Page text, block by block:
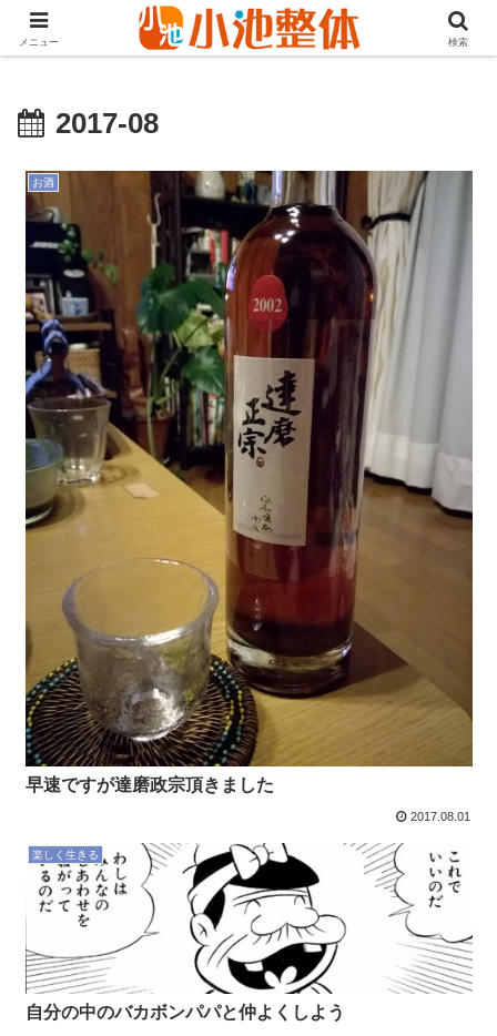
ＪＲ山手線高田馬場駅より徒歩3分・早稲田・新大久保からも至近
2017-08
お酒
早速ですが達磨政宗頂きました
2017.08.01
楽しく生きる
自分の中のバカボンパパと仲よくしよう
メニュー 検索